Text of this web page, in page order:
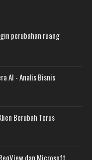
perubahan ruang
AI - Analis Bisnis
Berubah Terus
dan Microsoft